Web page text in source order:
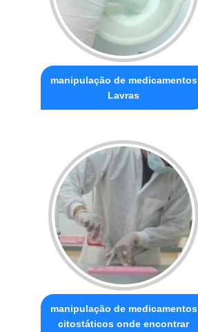
manipulação de medicamentos
Lavras
manipulação de medicamentos
citostáticos onde encontrar